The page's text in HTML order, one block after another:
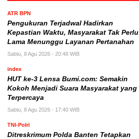
ATR BPN
Pengukuran Terjadwal Hadirkan
Kepastian Waktu, Masyarakat Tak Perlu
Lama Menunggu Layanan Pertanahan
Sabtu, 8 Agu 2026 - 20:48 WIB
index
HUT ke-3 Lensa Bumi.com: Semakin
Kokoh Menjadi Suara Masyarakat yang
Terpercaya
Sabtu, 8 Agu 2026 - 17:40 WIB
TNI-Polri
Ditreskrimum Polda Banten Tetapkan